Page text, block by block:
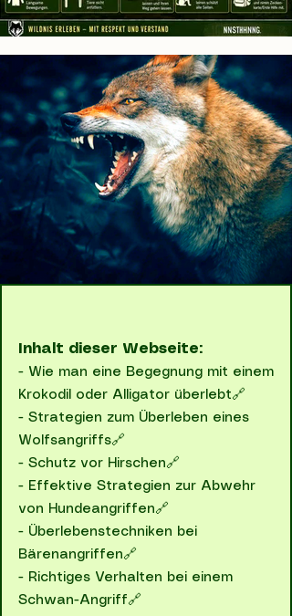
Inhalt dieser Webseite:
- Wie man eine Begegnung mit einem
Krokodil oder Alligator überlebt🔗
- Strategien zum Überleben eines
Wolfsangriffs🔗
- Schutz vor Hirschen🔗
- Effektive Strategien zur Abwehr
von Hundeangriffen🔗
- Überlebenstechniken bei
Bärenangriffen🔗
- Richtiges Verhalten bei einem
Schwan-Angriff🔗